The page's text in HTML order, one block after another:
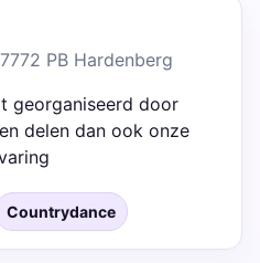
PB Hardenberg
georganiseerd door
delen dan ook onze
Countrydance